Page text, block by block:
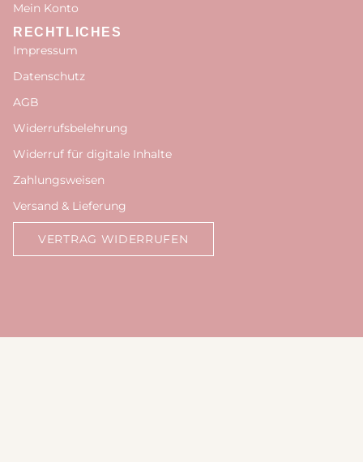
Mein Konto
RECHTLICHES
Impressum
Datenschutz
AGB
Widerrufsbelehrung
Widerruf für digitale Inhalte
Zahlungsweisen
Versand & Lieferung
VERTRAG WIDERRUFEN